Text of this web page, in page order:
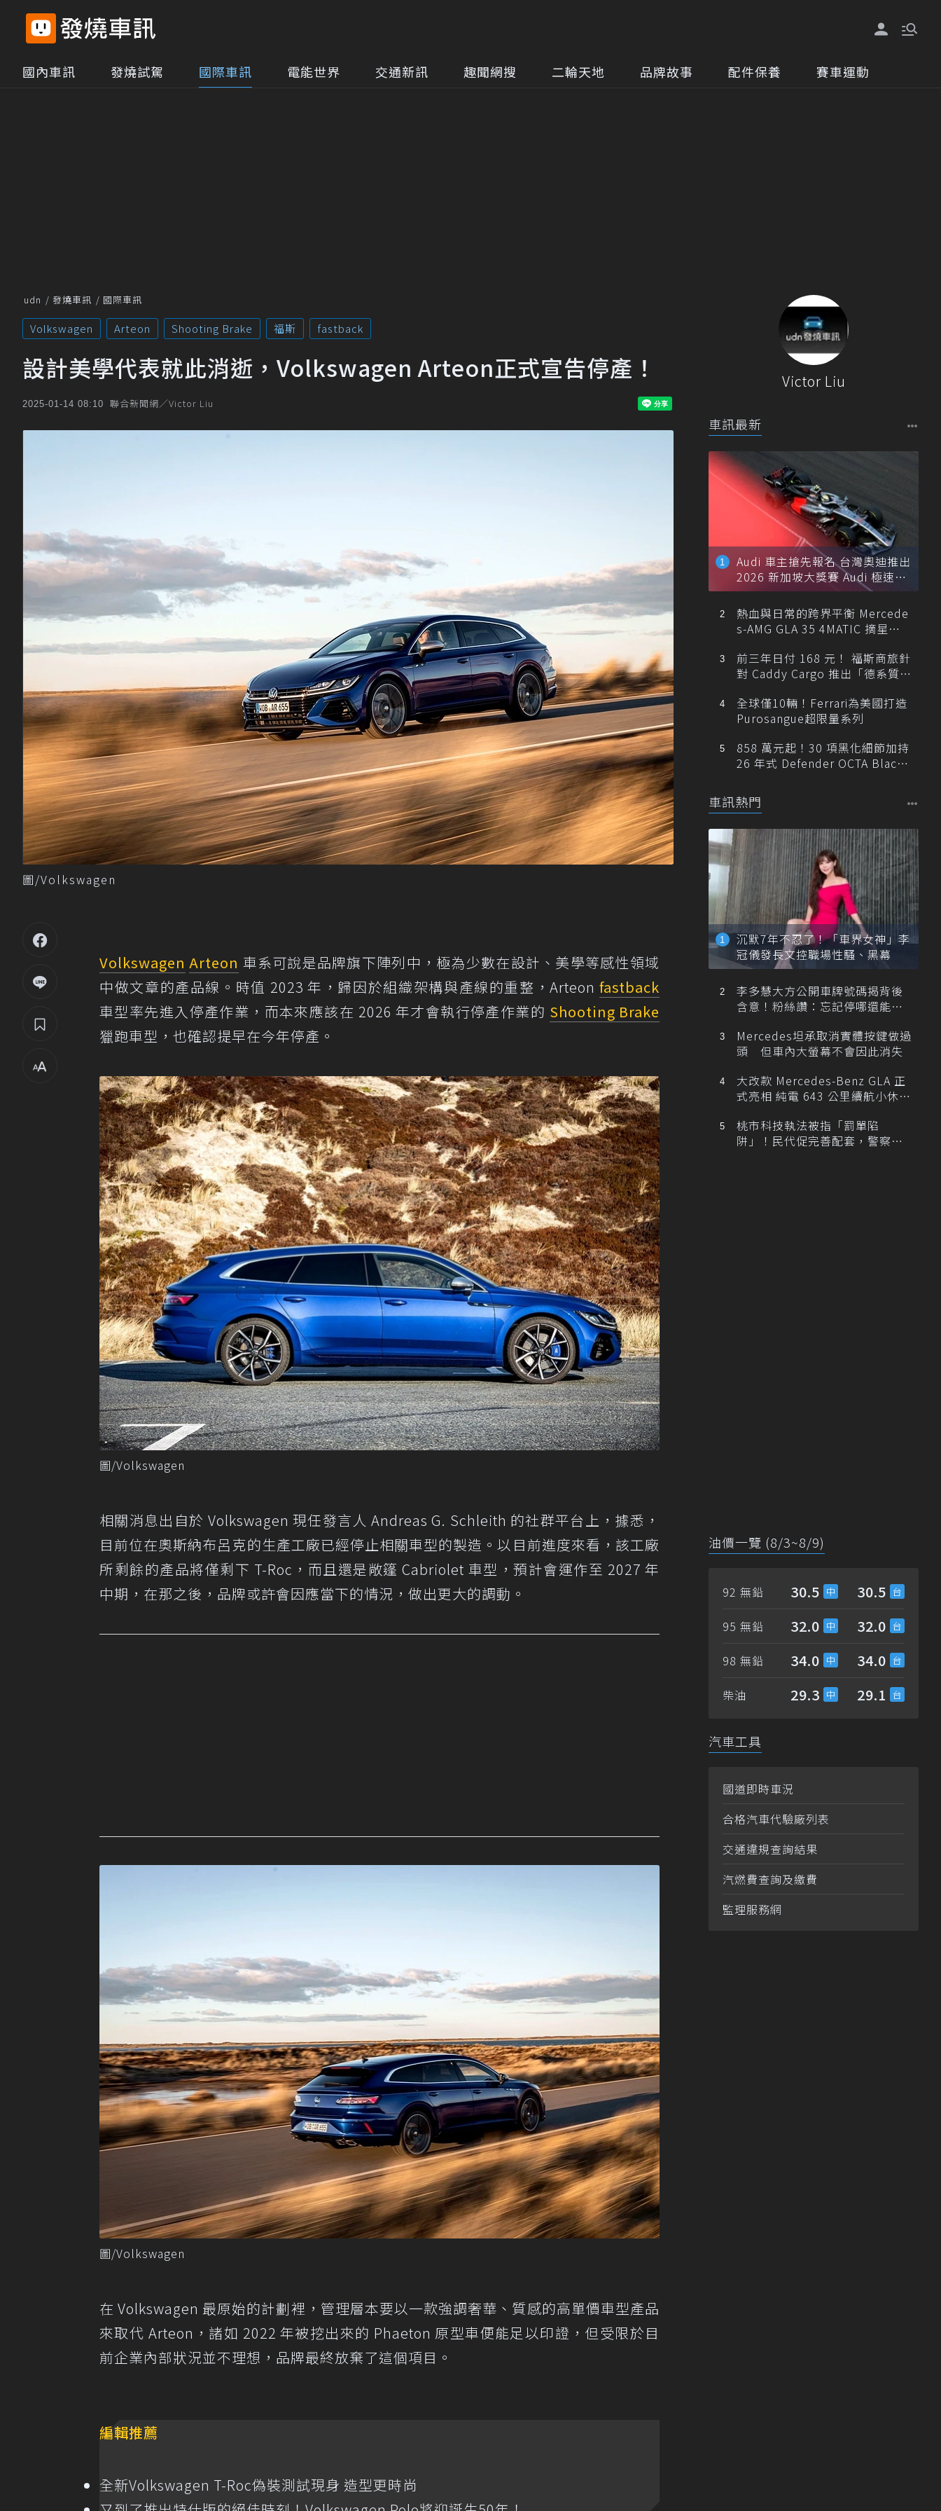
國內車訊 發燒試駕 國際車訊 電能世界 交通新訊 趣聞網搜 二輪天地 品牌故事 配件保養 賽車運動
udn 發燒車訊 國際車訊
Volkswagen Arteon Shooting Brake 福斯 fastback
設計美學代表就此消逝，Volkswagen Arteon正式宣告停產！
2025-01-14 08:10 聯合新聞網／Victor Liu
圖/Volkswagen
Volkswagen Arteon 車系可說是品牌旗下陣列中，極為少數在設計、美學等感性領域
中做文章的產品線。時值 2023 年，歸因於組織架構與產線的重整，Arteon fastback
車型率先進入停產作業，而本來應該在 2026 年才會執行停產作業的 Shooting Brake
獵跑車型，也確認提早在今年停產。
圖/Volkswagen
相關消息出自於 Volkswagen 現任發言人 Andreas G. Schleith 的社群平台上，據悉，
目前位在奧斯納布呂克的生產工廠已經停止相關車型的製造。以目前進度來看，該工廠
所剩餘的產品將僅剩下 T-Roc，而且還是敞篷 Cabriolet 車型，預計會運作至 2027 年
中期，在那之後，品牌或許會因應當下的情況，做出更大的調動。
圖/Volkswagen
在 Volkswagen 最原始的計劃裡，管理層本要以一款強調奢華、質感的高單價車型產品
來取代 Arteon，諸如 2022 年被挖出來的 Phaeton 原型車便能足以印證，但受限於目
前企業內部狀況並不理想，品牌最終放棄了這個項目。
編輯推薦
全新Volkswagen T-Roc偽裝測試現身 造型更時尚
Victor Liu
車訊最新
Audi 車主搶先報名 台灣奧迪推出
2026 新加坡大獎賽 Audi 極速之
旅
熱血與日常的跨界平衡 Mercede
s-AMG GLA 35 4MATIC 摘星版
前三年日付 168 元！ 福斯商旅針
對 Caddy Cargo 推出「德系質感
全球僅10輛！Ferrari為美國打造
Purosangue超限量系列
858 萬元起！30 項黑化細節加持
26 年式 Defender OCTA Black
車訊熱門
沉默7年不忍了！「車界女神」李
冠儀發長文控職場性騷、黑幕
李多慧大方公開車牌號碼揭背後
含意！粉絲讚：忘記停哪還能幫
Mercedes坦承取消實體按鍵做過
頭 但車內大螢幕不會因此消失
大改款 Mercedes-Benz GLA 正
式亮相 純電 643 公里續航小休
桃市科技執法被指「罰單陷
阱」！民代促完善配套，警察局
油價一覽 (8/3~8/9)
92 無鉛 30.5 30.5
95 無鉛 32.0 32.0
98 無鉛 34.0 34.0
柴油 29.3 29.1
汽車工具
國道即時車況
合格汽車代驗廠列表
交通違規查詢結果
汽燃費查詢及繳費
監理服務網